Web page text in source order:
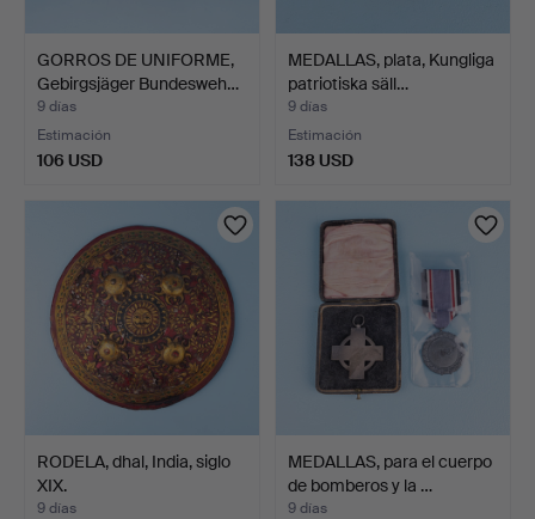
GORROS DE UNIFORME,
Gebirgsjäger Bundesweh…
9 días
Estimación
106 USD
MEDALLAS, plata, Kungliga
patriotiska säll…
9 días
Estimación
138 USD
RODELA, dhal, India, siglo
XIX.
9 días
MEDALLAS, para el cuerpo
de bomberos y la …
9 días